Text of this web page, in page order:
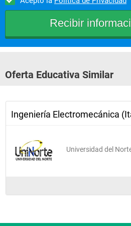
disciplinar, como interdisciplinar
y crítica.
resolver problemas básicos de
Aplicar los principios de la ética en
Oferta Educativa Similar
Ingeniería Electromecánica
Universidad del